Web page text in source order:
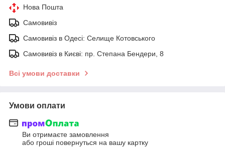
Нова Пошта
Самовивіз
Самовивіз в Одесі: Селище Котовського
Самовивіз в Києві: пр. Степана Бендери, 8
Всі умови доставки
Умови оплати
Ви отримаєте замовлення
або гроші повернуться на вашу картку